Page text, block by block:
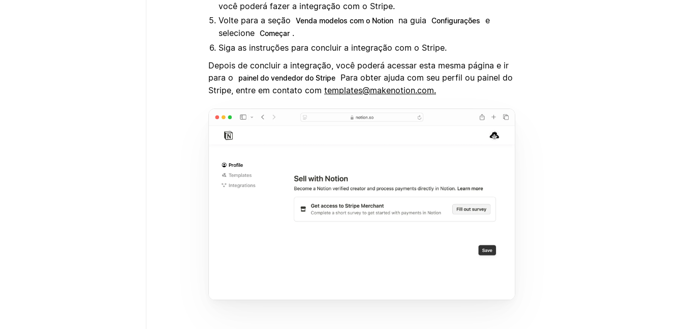
você poderá fazer a integração com o Stripe.
Volte para a seção
Venda modelos com o Notion na guia Configurações
e
selecione Começar .
Siga as instruções para concluir a integração com o Stripe.
Depois de concluir a integração, você poderá acessar esta mesma página e ir
para o
painel do vendedor do Stripe
Para obter ajuda com seu perfil ou painel do
Stripe, entre em contato com templates@makenotion.com.